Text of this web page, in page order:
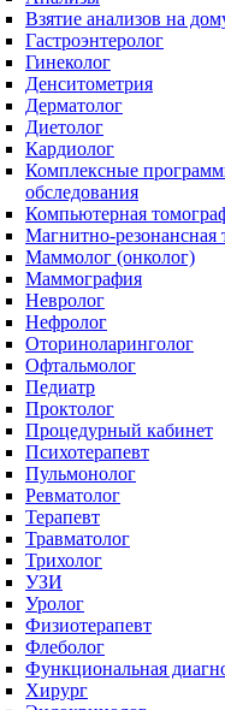
Взятие анализов на
Гастроэнтеролог
Гинеколог
Денситометрия
Дерматолог
Диетолог
Кардиолог
Комплексные
обследования
Компьютерная
Магнитно-резонансная
Маммолог (онколог)
Маммография
Невролог
Нефролог
Оториноларинголог
Офтальмолог
Педиатр
Проктолог
Процедурный кабинет
Психотерапевт
Пульмонолог
Ревматолог
Терапевт
Травматолог
Трихолог
УЗИ
Уролог
Физиотерапевт
Флеболог
Функциональная
Хирург